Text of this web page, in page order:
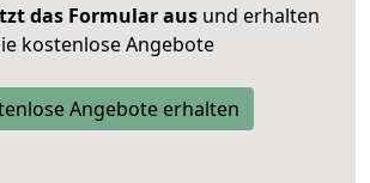
das Formular ausund erhalten
kostenlose Angebote
Angebote erhalten